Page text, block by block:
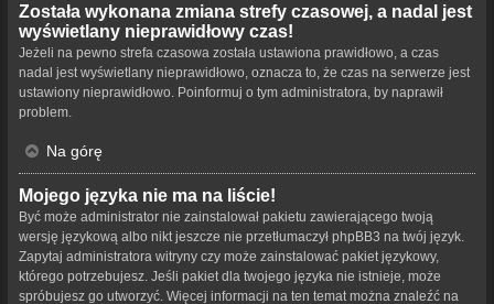
Została wykonana zmiana strefy czasowej, a nadal jest
wyświetlany nieprawidłowy czas!
Jeżeli na pewno strefa czasowa została ustawiona prawidłowo, a czas
nadal jest wyświetlany nieprawidłowo, oznacza to, że czas na serwerze jest
ustawiony nieprawidłowo. Poinformuj o tym administratora, by naprawił
problem.
Na górę
Mojego języka nie ma na liście!
Być może administrator nie zainstalował pakietu zawierającego twoją
wersję językową albo nikt jeszcze nie przetłumaczył phpBB3 na twój język.
Zapytaj administratora witryny czy może zainstalować pakiet językowy,
którego potrzebujesz. Jeśli pakiet dla twojego języka nie istnieje, może
spróbujesz go utworzyć. Więcej informacji na ten temat można znaleźć na